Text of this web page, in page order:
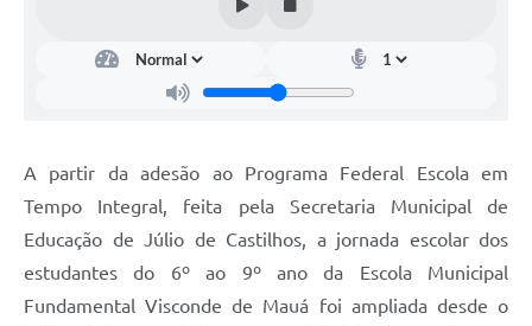
Contas Públicas
Links
A partir da adesão ao Programa Federal Escola em
Tempo Integral, feita pela Secretaria Municipal de
Educação de Júlio de Castilhos, a jornada escolar dos
estudantes do 6º ao 9º ano da Escola Municipal
Fundamental Visconde de Mauá foi ampliada desde o